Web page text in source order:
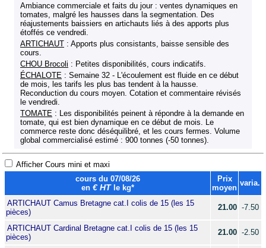
Ambiance commerciale et faits du jour : ventes dynamiques en
tomates, malgré les hausses dans la segmentation. Des
réajustements baissiers en artichauts liés à des apports plus
étoffés ce vendredi.
ARTICHAUT : Apports plus consistants, baisse sensible des
cours.
CHOU Brocoli : Petites disponibilités, cours indicatifs.
ÉCHALOTE : Semaine 32 - L'écoulement est fluide en ce début
de mois, les tarifs les plus bas tendent à la hausse.
Reconduction du cours moyen. Cotation et commentaire révisés
le vendredi.
TOMATE : Les disponibilités peinent à répondre à la demande en
tomate, qui est bien dynamique en ce début de mois. Le
commerce reste donc déséquilibré, et les cours fermes. Volume
global commercialisé estimé : 900 tonnes (-50 tonnes).
Afficher Cours mini et maxi
cours du 07/08/26
en € HTle kg*
Prix
moyen
varia.
ARTICHAUT Camus Bretagne cat.I colis de 15 (les 15
pièces)
21.00 -7.50
ARTICHAUT Cardinal Bretagne cat.I colis de 15 (les 15
pièces)
21.00 -2.50